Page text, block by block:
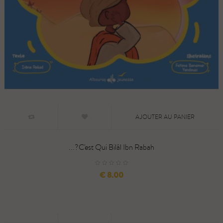
AJOUTER AU PANIER
C'est Qui Bilâl Ibn Rabah?...
السعر
8.00 €